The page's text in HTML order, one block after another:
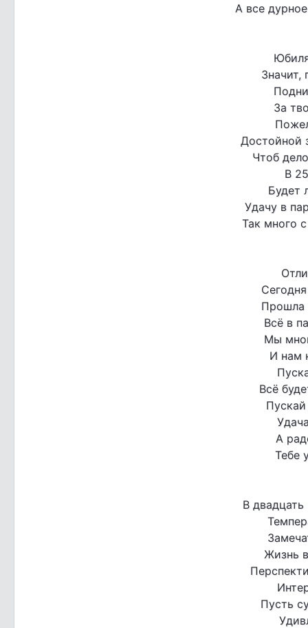
А все
Значит,
За
Достойной
Чтоб
В
Будет
Удачу в
Так много
Прошла
Всё в
Мы
И нам
Всё
А
Тебе
В двадцать
Жизнь
Пусть